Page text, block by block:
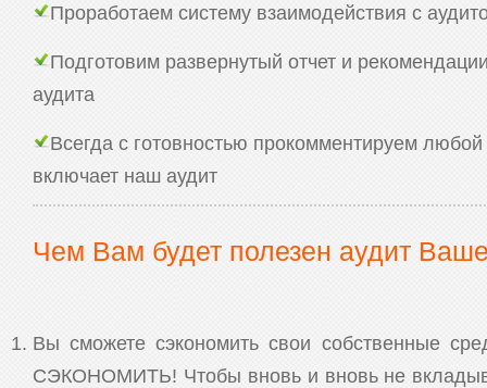
Проработаем систему взаимодействия с
Подготовим развернутый отчет и
аудита
Всегда с готовностью прокомментируем любой
включает наш аудит
Чем Вам будет полезен аудит
Вы сможете сэкономить свои собственные
СЭКОНОМИТЬ! Чтобы вновь и вновь не